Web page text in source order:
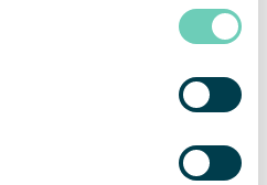
stort behov av
behöver. Överväg även
underhåll och